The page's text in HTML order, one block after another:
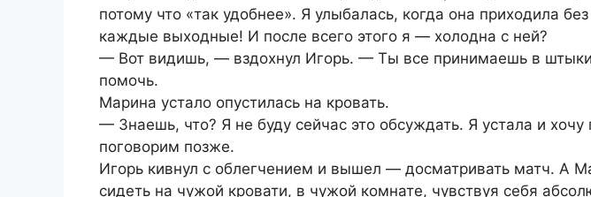
потому что «так удобнее». Я улыбалась, когда она приходила
каждые выходные! И после всего этого я — холодна с ней?
— Вот видишь, — вздохнул Игорь. — Ты все принимаешь в
помочь.
Марина устало опустилась на кровать.
— Знаешь, что? Я не буду сейчас это обсуждать. Я устала и
поговорим позже.
Игорь кивнул с облегчением и вышел — досматривать матч. А
сидеть на чужой кровати, в чужой комнате, чувствуя себя